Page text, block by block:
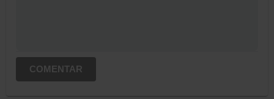
COMENTAR